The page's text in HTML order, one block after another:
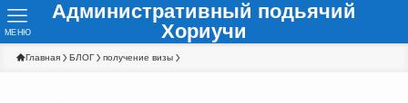
Административный подьячий
Хориучи
МЕНЮ
Главная БЛОГ получение визы